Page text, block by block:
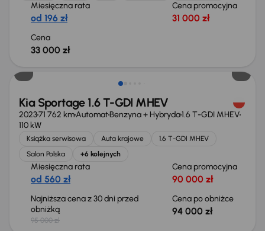
Miesięczna rata
od 196 zł
Cena promocyjna
31 000 zł
Cena
33 000 zł
Kia Sportage 1.6 T-GDI MHEV
202371 762 kmAutomatBenzyna + Hybryda1.6 T-GDI MHEV
110 kW
Książka serwisowa Auta krajowe
1.6 T-GDI MHEV
Salon Polska
+6 kolejnych
Miesięczna rata
od 560 zł
Cena promocyjna
90 000 zł
Najniższa cena z 30 dni przed
obniżką
95 000 zł
Cena po obniżce
94 000 zł
Świeżo skupione